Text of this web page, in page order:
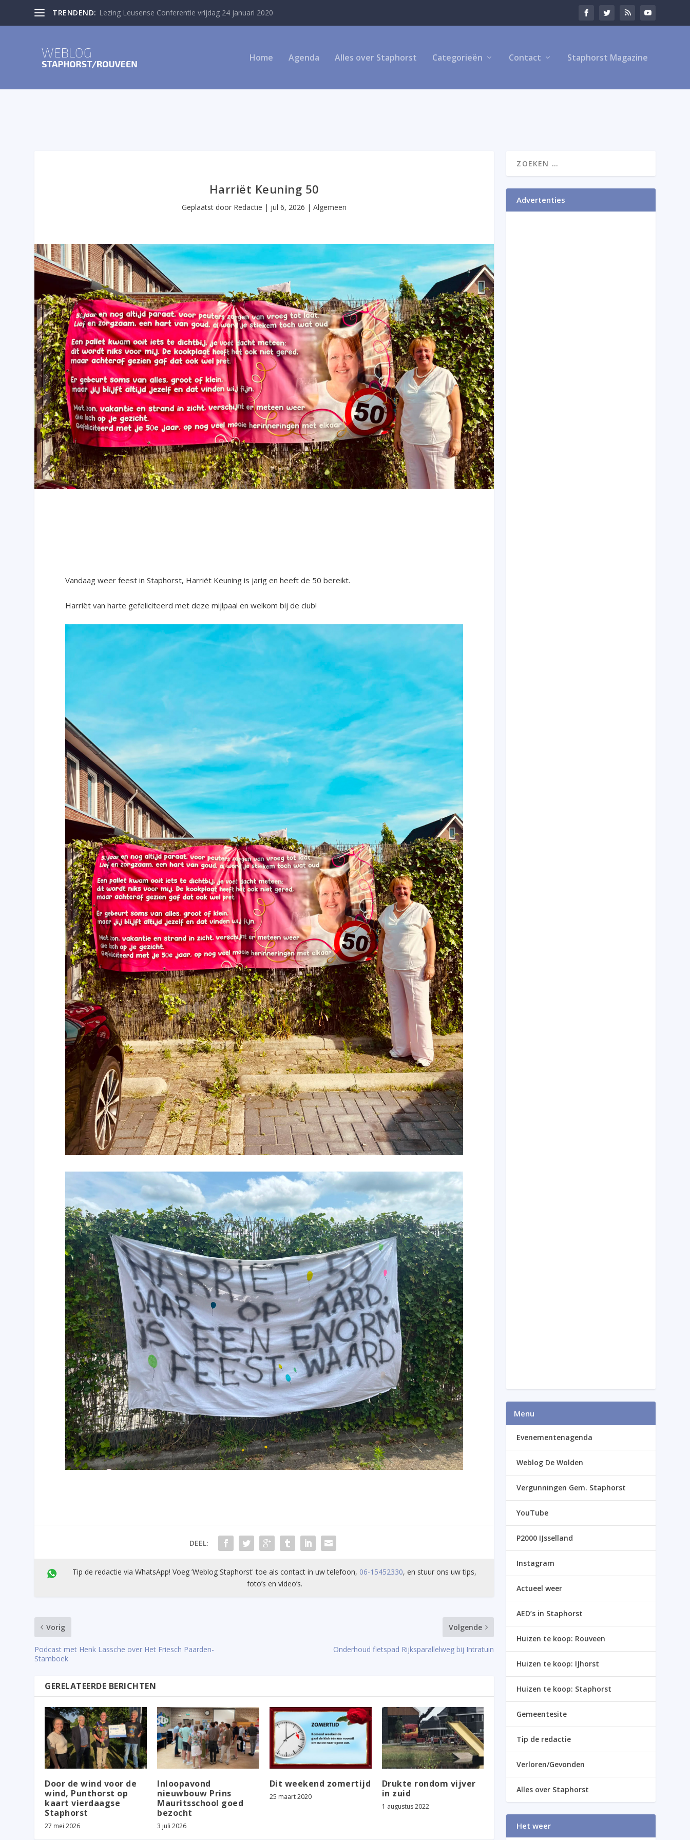
TRENDEND: Lezing Leusense Conferentie vrijdag 24 januari 2020
Home Agenda Alles over Staphorst Categorieën Contact Staphorst Magazine
Harriët Keuning 50
Geplaatst door Redactie | jul 6, 2026 |Algemeen
Vandaag weer feest in Staphorst, Harriët Keuning is jarig en heeft de 50 bereikt.
Harriët van harte gefeliciteerd met deze mijlpaal en welkom bij de club!
DEEL:
Tip de redactie via WhatsApp! Voeg ’Weblog Staphorst' toe als contact in uw telefoon, 06-15452330, en stuur ons uw tips,
foto’s en video’s.
Vorig
Podcast met Henk Lassche over Het Friesch Paarden-
Stamboek
Volgende
Onderhoud fietspad Rijksparallelweg bij Intratuin
GERELATEERDE BERICHTEN
Door de wind voor de
wind, Punthorst op
kaart vierdaagse
Staphorst
27 mei 2026
Inloopavond
nieuwbouw Prins
Mauritsschool goed
bezocht
3 juli 2026
Dit weekend zomertijd
25 maart 2020
Drukte rondom vijver
in zuid
1 augustus 2022
Advertenties
Menu
Evenementenagenda
Weblog De Wolden
Vergunningen Gem. Staphorst
YouTube
P2000 IJsselland
Instagram
Actueel weer
AED’s in Staphorst
Huizen te koop: Rouveen
Huizen te koop: IJhorst
Huizen te koop: Staphorst
Gemeentesite
Tip de redactie
Verloren/Gevonden
Alles over Staphorst
Het weer